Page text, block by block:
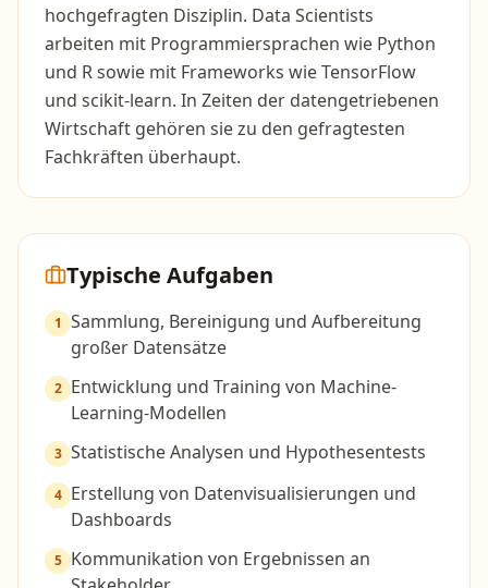
hochgefragten Disziplin. Data Scientists
arbeiten mit Programmiersprachen wie Python
und R sowie mit Frameworks wie TensorFlow
und scikit-learn. In Zeiten der datengetriebenen
Wirtschaft gehören sie zu den gefragtesten
Fachkräften überhaupt.
Typische Aufgaben
1 Sammlung, Bereinigung und Aufbereitung
großer Datensätze
2 Entwicklung und Training von Machine-
Learning-Modellen
3 Statistische Analysen und Hypothesentests
4 Erstellung von Datenvisualisierungen und
Dashboards
5 Kommunikation von Ergebnissen an